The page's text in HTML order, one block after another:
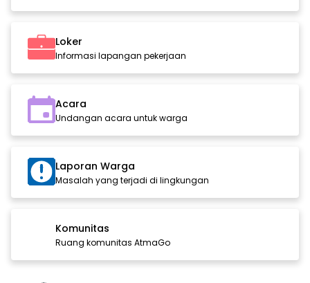
Loker
Informasi lapangan pekerjaan
Acara
Undangan acara untuk warga
Laporan Warga
Masalah yang terjadi di lingkungan
Komunitas
Ruang komunitas AtmaGo